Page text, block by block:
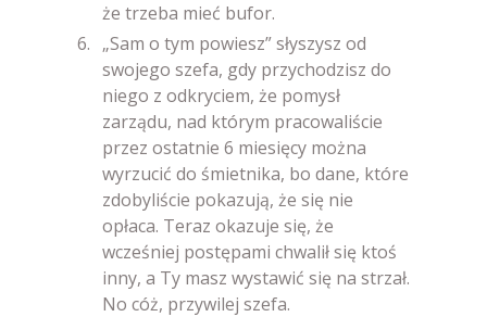
że trzeba mieć bufor.
„Sam o tym powiesz” słyszysz od
swojego szefa, gdy przychodzisz do
niego z odkryciem, że pomysł
zarządu, nad którym pracowaliście
przez ostatnie 6 miesięcy można
wyrzucić do śmietnika, bo dane, które
zdobyliście pokazują, że się nie
opłaca. Teraz okazuje się, że
wcześniej postępami chwalił się ktoś
inny, a Ty masz wystawić się na strzał.
No cóż, przywilej szefa.